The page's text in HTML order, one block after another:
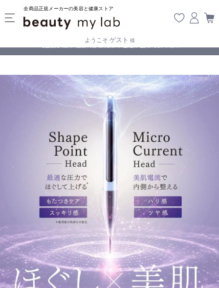
全商品正規メーカーの美容と健康ストア
ようこそ ゲスト 様
【重要】熊本地震の影響により遅延が生じております